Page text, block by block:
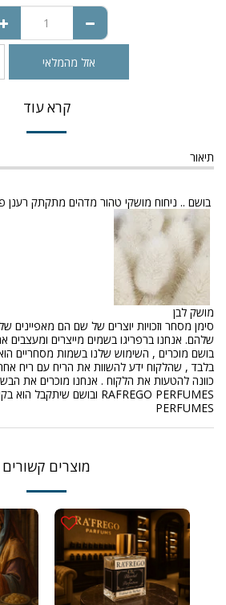
אזל מהמלאי
קרא עוד
תיאור
בושם .. ניחוח מושקי טהור מדהים מתקתק רענן
מושק לבן
סימן מסחר וזכויות יוצרים של שם הם מאפיינים
שלהם. אנחנו ברפריגו בשמים מייצרים
בושם מוכרים , השימוש שלנו בשמות מסחריים
בלבד , שהלקוח ידע להשוות את הריח עם ריח
כוונה להטעות את הלקוח . אנחנו מוכרים את
PERFUMES
מוצרים קשורים